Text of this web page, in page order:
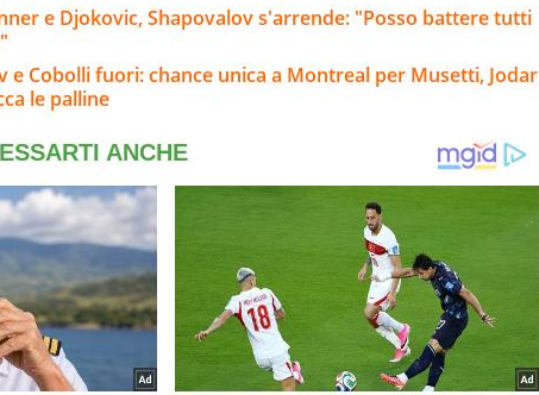
e Djokovic, Shapovalov s'arrende: "Posso battere tutti
e Cobolli fuori: chance unica a Montreal per Musetti, Jodar
le palline